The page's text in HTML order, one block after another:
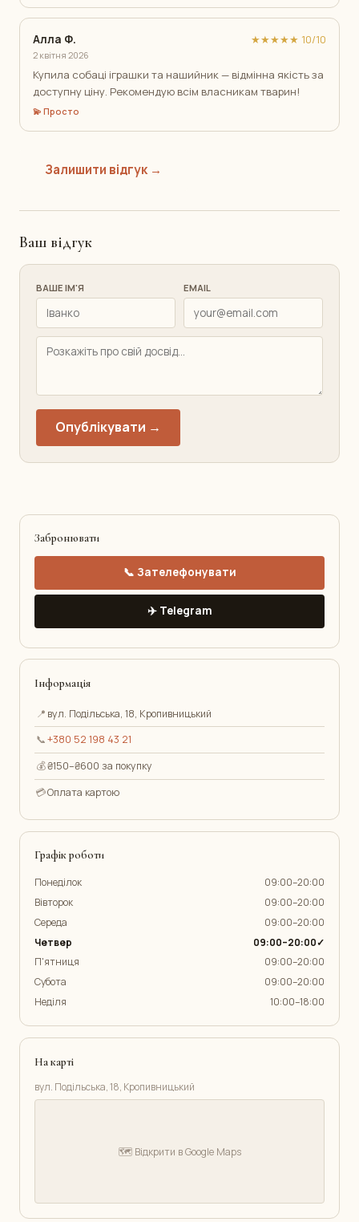
Алла Ф.
2 квітня 2026
★★★★★ 10/10
Купила собаці іграшки та нашийник — відмінна якість за
доступну ціну. Рекомендую всім власникам тварин!
💫 Просто
Залишити відгук →
Ваш відгук
ВАШЕ ІМ'Я EMAIL
Опублікувати →
Забронювати
📞 Зателефонувати
✈️ Telegram
Інформація
📍 вул. Подільська, 18, Кропивницький
📞+380 52 198 43 21
💰₴150–₴600 за покупку
💳Оплата картою
Графік роботи
Понеділок
09:00–20:00
Вівторок
09:00–20:00
Середа
09:00–20:00
Четвер
09:00–20:00✓
П'ятниця
09:00–20:00
Субота
09:00–20:00
Неділя
10:00–18:00
На карті
вул. Подільська, 18, Кропивницький
🗺️ Відкрити в Google Maps